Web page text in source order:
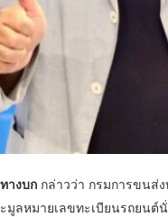
างบก กล่าวว่า กรมการขนส่
มูลหมายเลขทะเบียนรถยน